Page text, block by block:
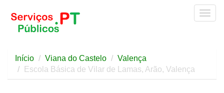
Início Viana do Castelo
Valença
Escola Básica de Vilar de Lamas, Arão, Valença